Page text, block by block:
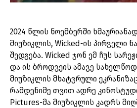
2024 წლის ნოემბერში
მიუზიკლის, Wicked-ის პირველი
შედგება. Wicked ჯონ ემ ჩუს
და ის ბროდვეის ამავე
მიუზიკლის მხატვრული
რამდენიმე თვით ადრე
Pictures-მა მიუზიკლის კადრს